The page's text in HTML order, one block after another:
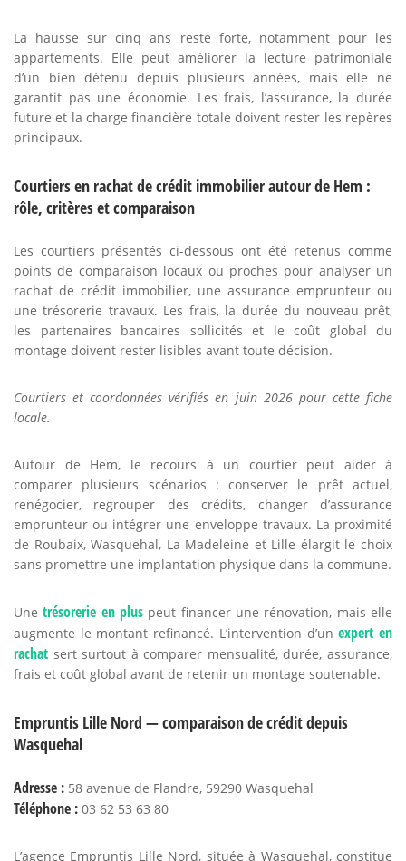
La hausse sur cinq ans reste forte, notamment pour les
appartements. Elle peut améliorer la lecture patrimoniale
d’un bien détenu depuis plusieurs années, mais elle ne
garantit pas une économie. Les frais, l’assurance, la durée
future et la charge financière totale doivent rester les repères
principaux.
Courtiers en rachat de crédit immobilier autour de Hem :
rôle, critères et comparaison
Les courtiers présentés ci-dessous ont été retenus comme
points de comparaison locaux ou proches pour analyser un
rachat de crédit immobilier, une assurance emprunteur ou
une trésorerie travaux. Les frais, la durée du nouveau prêt,
les partenaires bancaires sollicités et le coût global du
montage doivent rester lisibles avant toute décision.
Courtiers et coordonnées vérifiés en juin 2026 pour cette fiche
locale.
Autour de Hem, le recours à un courtier peut aider à
comparer plusieurs scénarios : conserver le prêt actuel,
renégocier, regrouper des crédits, changer d’assurance
emprunteur ou intégrer une enveloppe travaux. La proximité
de Roubaix, Wasquehal, La Madeleine et Lille élargit le choix
sans promettre une implantation physique dans la commune.
Unetrésorerie en plus peut financer une rénovation, mais elle
augmente le montant refinancé. L’intervention d’unexpert en
rachat sert surtout à comparer mensualité, durée, assurance,
frais et coût global avant de retenir un montage soutenable.
Empruntis Lille Nord — comparaison de crédit depuis
Wasquehal
Adresse : 58 avenue de Flandre, 59290 Wasquehal
Téléphone : 03 62 53 63 80
L’agence Empruntis Lille Nord, située à Wasquehal, constitue